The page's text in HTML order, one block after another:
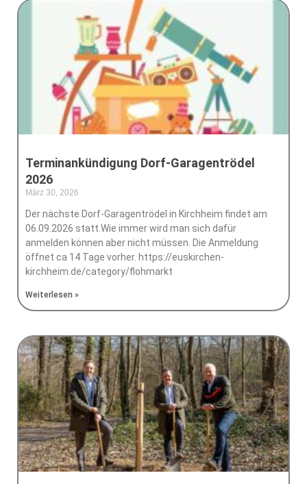
Terminankündigung Dorf-Garagentrödel
2026
März 30, 2026
Der nächste Dorf-Garagentrödel in Kirchheim findet am
06.09.2026 statt.Wie immer wird man sich dafür
anmelden können aber nicht müssen. Die Anmeldung
öffnet ca 14 Tage vorher. https://euskirchen-
kirchheim.de/category/flohmarkt
Weiterlesen »